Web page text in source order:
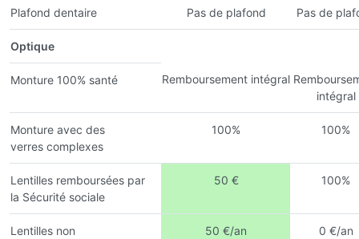
Plafond dentaire Pas de plafond Pas de
Optique
Monture 100% santé Remboursement intégral
intégral
Monture avec des
verres complexes
100% 100%
Lentilles remboursées par
la Sécurité sociale
50 € 100%
Lentilles non
50 €/an 0 €/an